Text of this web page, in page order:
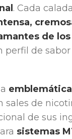
. Cada
de
perfil de
sales de
de sus
sistemas